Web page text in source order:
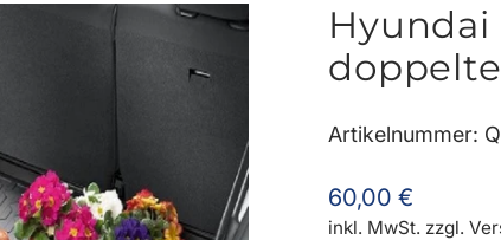
Hyundai
Artikelnummer:
Normaler
Preis
60,00 €
inkl. MwSt. zzgl.